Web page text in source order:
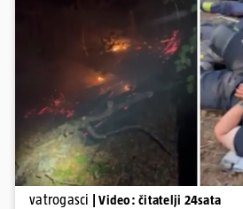
Pokretanje videa...
vatrogasci | Video: čitatelji 24sata